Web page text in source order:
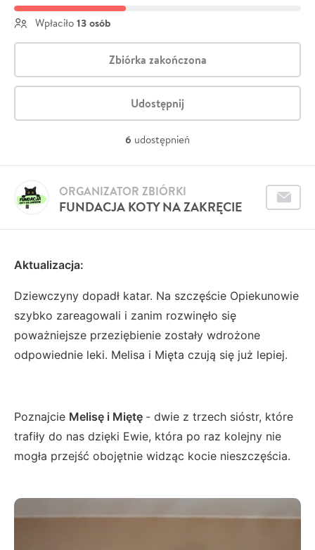
Wpłaciło 13 osób
Zbiórka zakończona
Udostępnij
6 udostępnień
FUNDACJA KOTY NA ZAKRĘCIE
ORGANIZATOR ZBIÓRKI
Aktualizacja:
Dziewczyny dopadł katar. Na szczęście Opiekunowie
szybko zareagowali i zanim rozwinęło się
poważniejsze przeziębienie zostały wdrożone
odpowiednie leki. Melisa i Mięta czują się już lepiej.
Poznajcie Melisę i Miętę - dwie z trzech sióstr, które
trafiły do nas dzięki Ewie, która po raz kolejny nie
mogła przejść obojętnie widząc kocie nieszczęścia.